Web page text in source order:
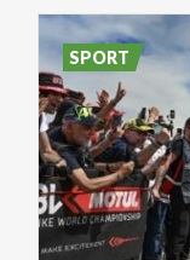
SPORT